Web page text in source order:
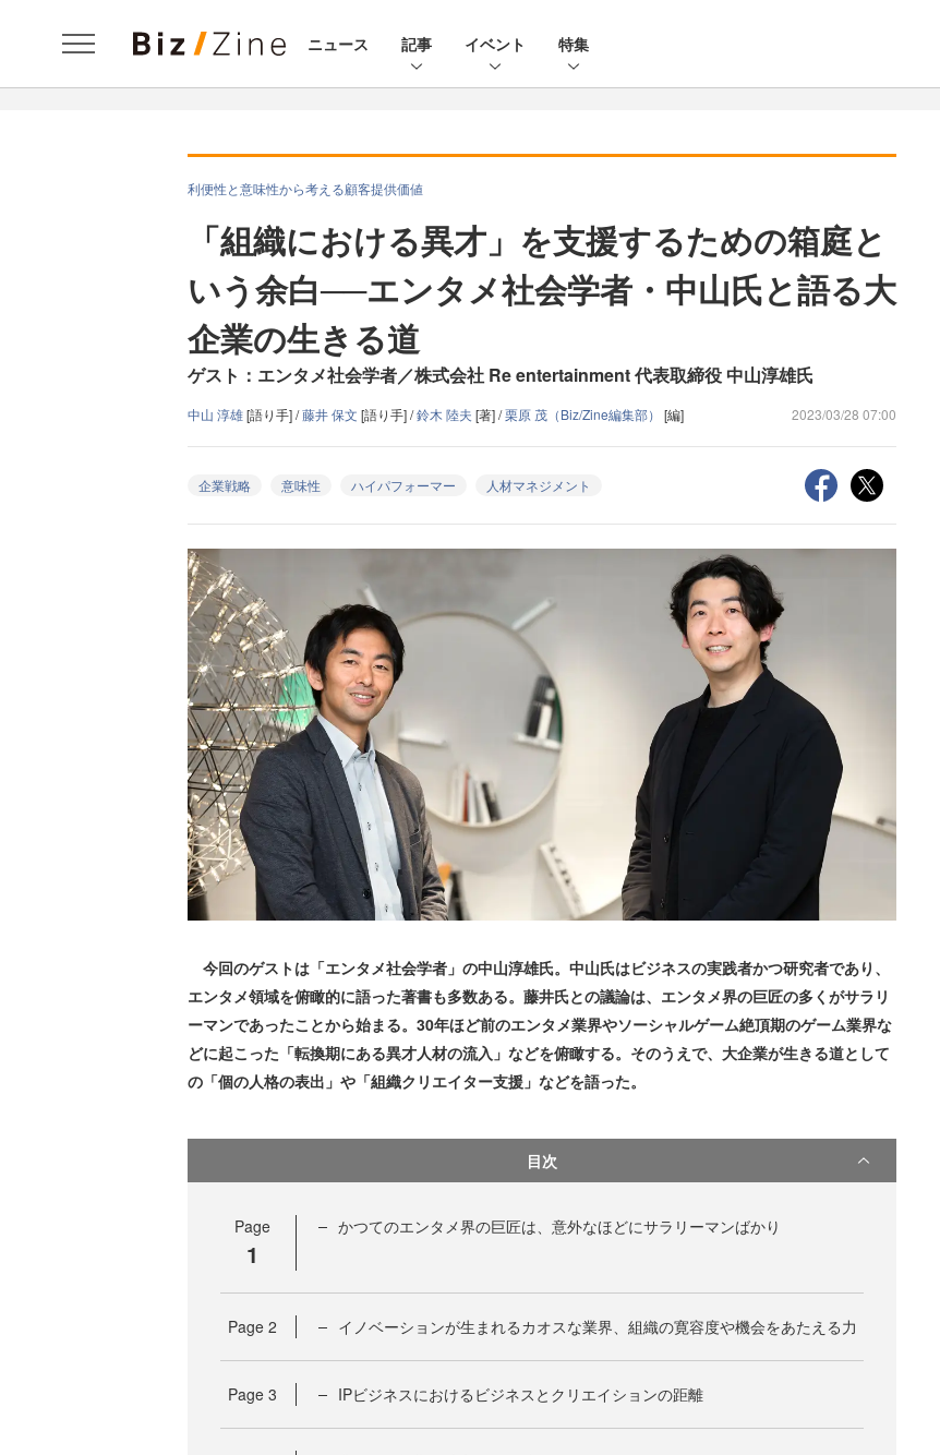
ニュース 記事 イベント 特集
利便性と意味性から考える顧客提供価値
「組織における異才」を支援するための箱庭と
いう余白──エンタメ社会学者・中山氏と語る大
企業の生きる道
ゲスト：エンタメ社会学者／株式会社 Re entertainment 代表取締役 中山淳雄氏
中山 淳雄[語り手] /藤井 保文 [語り手] /鈴木 陸夫 [著] /栗原 茂（Biz/Zine編集部） [編] 2023/03/28 07:00
企業戦略 意味性 ハイパフォーマー 人材マネジメント
今回のゲストは「エンタメ社会学者」の中山淳雄氏。中山氏はビジネスの実践者かつ研究者であり、
エンタメ領域を俯瞰的に語った著書も多数ある。藤井氏との議論は、エンタメ界の巨匠の多くがサラリ
ーマンであったことから始まる。30年ほど前のエンタメ業界やソーシャルゲーム絶頂期のゲーム業界な
どに起こった「転換期にある異才人材の流入」などを俯瞰する。そのうえで、大企業が生きる道として
の「個の人格の表出」や「組織クリエイター支援」などを語った。
目次
Page
1
かつてのエンタメ界の巨匠は、意外なほどにサラリーマンばかり
Page 2 イノベーションが生まれるカオスな業界、組織の寛容度や機会をあたえる力
Page 3 IPビジネスにおけるビジネスとクリエイションの距離